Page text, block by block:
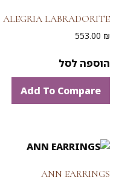
ALEGRIA LABRADORITE
553.00 ₪
הוספה לסל
Add To Compare
ANN EARRINGS